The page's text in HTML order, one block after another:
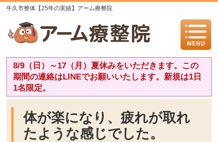
牛久市整体【25年の実績】アーム療整院
8/9（日）～17（月）夏休みをいただきます。この
期間の連絡はLINEでお願いいたします。新規は1日
1名限定。
体が楽になり、疲れが取れ
たような感じでした。